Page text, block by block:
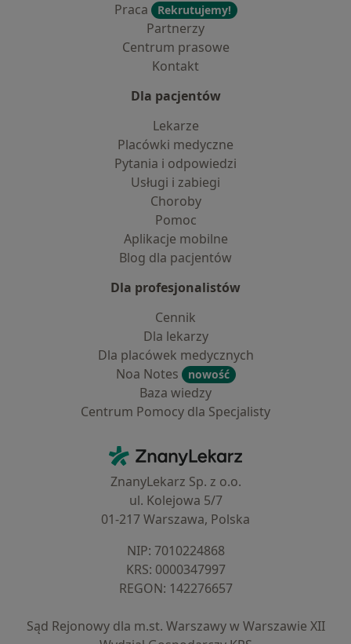
Praca
Rekrutujemy!
Partnerzy
Centrum prasowe
Kontakt
Dla pacjentów
Lekarze
Placówki medyczne
Pytania i odpowiedzi
Usługi i zabiegi
Choroby
Pomoc
Aplikacje mobilne
Blog dla pacjentów
Dla profesjonalistów
Cennik
Dla lekarzy
Dla placówek medycznych
Noa Notes
nowość
Baza wiedzy
Centrum Pomocy dla Specjalisty
ZnanyLekarz - Strona główna
ZnanyLekarz Sp. z o.o.
ul. Kolejowa 5/7
01-217 Warszawa, Polska
NIP: ⁠7010224868
KRS: ⁠0000347997
REGON: ⁠142276657
Sąd Rejonowy dla m.st. Warszawy w Warszawie XII